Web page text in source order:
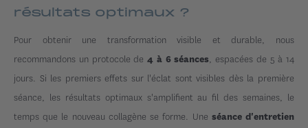
résultats optimaux ?
Pour obtenir une transformation visible et durable, nous
recommandons un protocole de 4 à 6 séances, espacées de 5 à 14
jours. Si les premiers effets sur l'éclat sont visibles dès la première
séance, les résultats optimaux s'amplifient au fil des semaines, le
temps que le nouveau collagène se forme. Une séance d'entretien